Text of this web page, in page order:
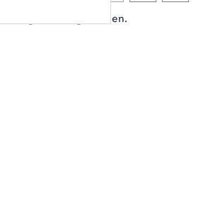
Ergebnisse gefunden.